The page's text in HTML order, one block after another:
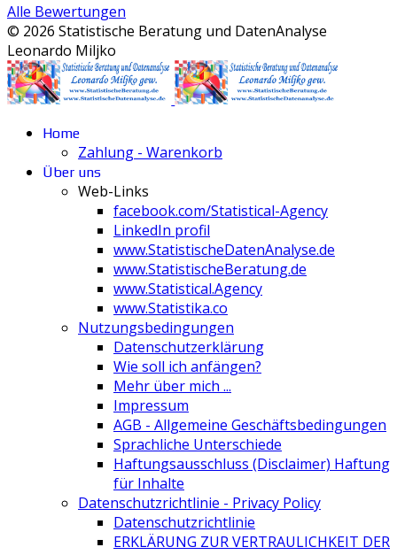
Alle Bewertungen
© 2026 Statistische Beratung und DatenAnalyse
Leonardo Miljko
Home
Zahlung - Warenkorb
Über uns
Web-Links
facebook.com/Statistical-Agency
LinkedIn profil
www.StatistischeDatenAnalyse.de
www.StatistischeBeratung.de
www.Statistical.Agency
www.Statistika.co
Nutzungsbedingungen
Datenschutzerklärung
Wie soll ich anfängen?
Mehr über mich ...
Impressum
AGB - Allgemeine Geschäftsbedingungen
Sprachliche Unterschiede
Haftungsausschluss (Disclaimer) Haftung
für Inhalte
Datenschutzrichtlinie - Privacy Policy
Datenschutzrichtlinie
ERKLÄRUNG ZUR VERTRAULICHKEIT DER